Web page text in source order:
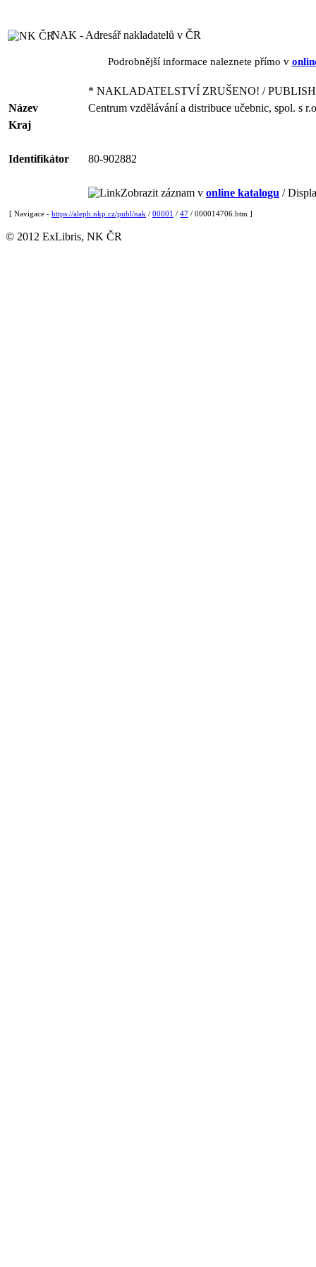
NAK - Adresář nakladatelů v ČR
Podrobnější informace naleznete přímo v
* NAKLADATELSTVÍ ZRUŠENO! /
Název
Centrum vzdělávání a distribuce učebnic, spol. s
Kraj
Identifikátor 80-902882
Zobrazit záznam v online katalogu /
[ Navigace - https://aleph.nkp.cz/publ/nak / 00001 / 47 / 000014706.htm ]
© 2012 ExLibris, NK ČR